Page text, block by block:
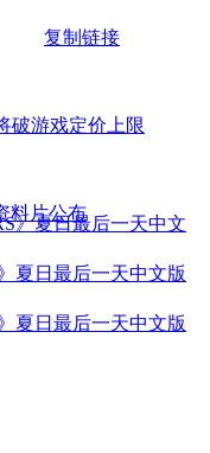
复制链接
破游戏定价上限
料片公布
夏日最后一天中文版
夏日最后一天中文版